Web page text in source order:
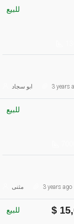
للبيع
ابو سجاد 3 years
للبيع
مثنى 3 years ago
للبيع